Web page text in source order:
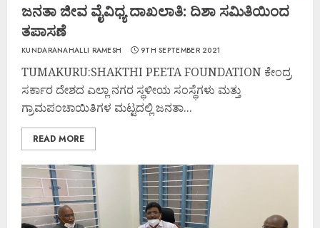
ಜನತಾ ಜೀವ ವೈವಿಧ್ಯ ದಾಖಲಾತಿ: ದಿಶಾ ಸಮಿತಿಯಿಂದ
ತಪಾಸಣೆ
KUNDARANAHALLI RAMESH 9TH SEPTEMBER 2021
TUMAKURU:SHAKTHI PEETA FOUNDATION ಕೇಂದ್ರ
ಸರ್ಕಾರ ದೇಶದ ಎಲ್ಲಾ ನಗರ ಸ್ಥಳೀಯ ಸಂಸ್ಥೆಗಳು ಮತ್ತು
ಗ್ರಾಮಪಂಚಾಯಿತಿಗಳ ಮಟ್ಟದಲ್ಲಿ ಜನತಾ...
READ MORE